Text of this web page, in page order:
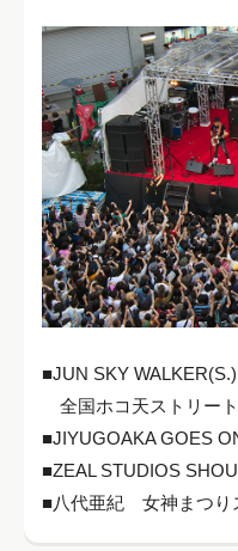
■JUN SKY WALKER(S.)
全国ホコ天ストリー
■JIYUGOAKA GOES
■ZEAL STUDIOS
■八代亜紀 女神まつ